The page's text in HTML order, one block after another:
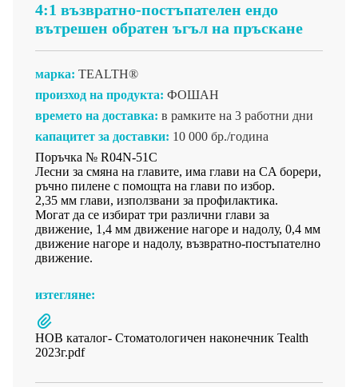
4:1 възвратно-постъпателен ендо
вътрешен обратен ъгъл на пръскане
марка: TEALTH®
произход на продукта: ФОШАН
времето на доставка: в рамките на 3 работни дни
капацитет за доставки: 10 000 бр./година
Поръчка № R04N-51C
Лесни за смяна на главите, има глави на CA борери,
ръчно пилене с помощта на глави по избор.
2,35 мм глави, използвани за профилактика.
Могат да се избират три различни глави за
движение, 1,4 мм движение нагоре и надолу, 0,4 мм
движение нагоре и надолу, възвратно-постъпателно
движение.
изтегляне:
НОВ каталог- Стоматологичен наконечник Tealth
2023г.pdf